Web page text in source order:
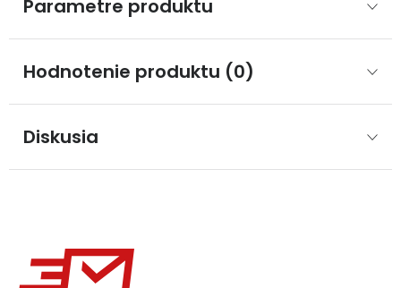
Parametre produktu
Hodnotenie produktu (0)
Diskusia